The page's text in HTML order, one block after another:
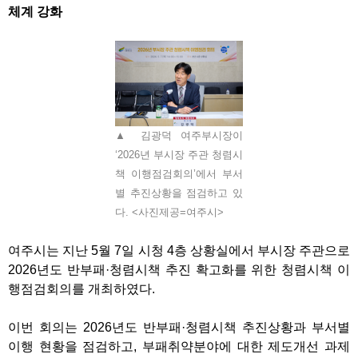
체계 강화
▲ 김광덕 여주부시장이
‘2026년 부시장 주관 청렴시
책 이행점검회의’에서 부서
별 추진상황을 점검하고 있
다. <사진제공=여주시>
여주시는 지난5월7일 시청 4층 상황실에서 부시장 주관으로
2026년도 반부패 ·청렴시책 추진 확고화를 위한 청렴시책 이
행점검회의를 개최하였다.
이번 회의는 2026년도 반부패 ·청렴시책 추진상황과 부서별
이행 현황을 점검하고, 부패취약분야에 대한 제도개선 과제